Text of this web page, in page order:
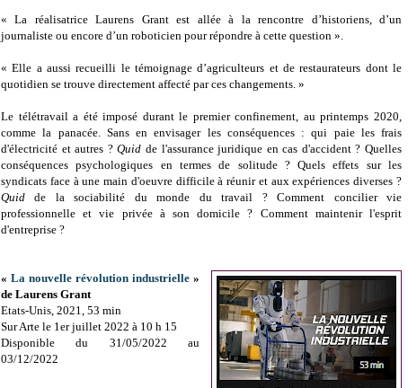
« La réalisatrice Laurens Grant est allée à la rencontre d’historiens, d’un
journaliste ou encore d’un roboticien pour répondre à cette question ».
« Elle a aussi recueilli le témoignage d’agriculteurs et de restaurateurs dont le
quotidien se trouve directement affecté par ces changements. »
Le télétravail a été imposé durant le premier confinement, au printemps 2020,
comme la panacée. Sans en envisager les conséquences : qui paie les frais
d'électricité et autres ?Quid de l'assurance juridique en cas d'accident ? Quelles
conséquences psychologiques en termes de solitude ? Quels effets sur les
syndicats face à une main d'oeuvre difficile à réunir et aux expériences diverses ?
Quidde la sociabilité du monde du travail ? Comment concilier vie
professionnelle et vie privée à son domicile ? Comment maintenir l'esprit
d'entreprise ?
« La nouvelle révolution industrielle»
de Laurens Grant
Etats-Unis, 2021, 53 min
Sur Arte le 1er juillet 2022 à 10 h 15
Disponible du 31/05/2022 au
03/12/2022